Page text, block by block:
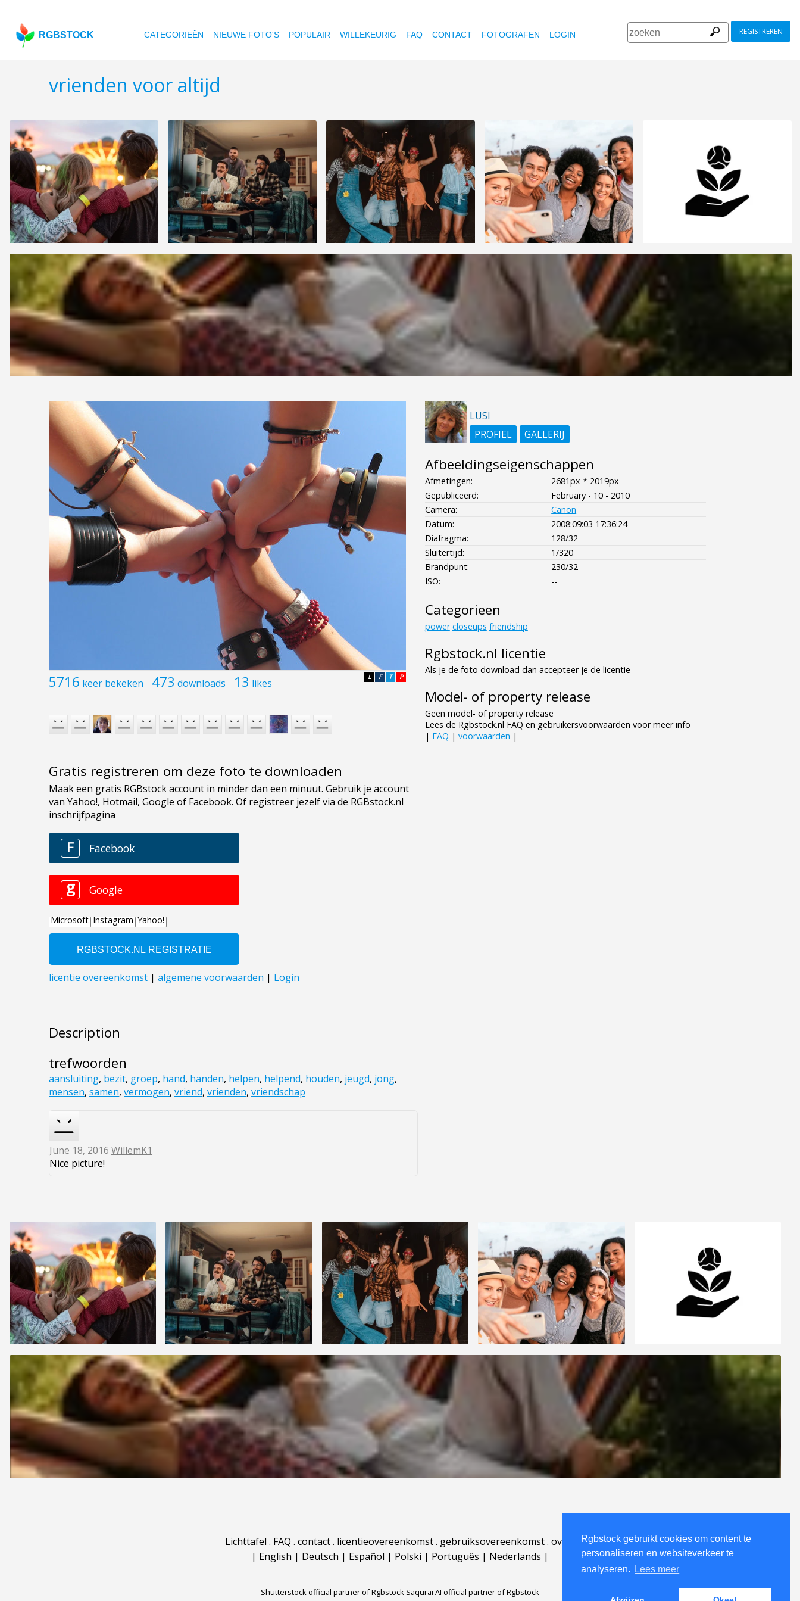
Rgbstock gebruikt cookies om content te
personaliseren en websiteverkeer te
analyseren.
Lees meer
RGBSTOCK CATEGORIEËN NIEUWE FOTO'S POPULAIR WILLEKEURIG FAQ CONTACT FOTOGRAFEN LOGIN REGISTREREN
vrienden voor altijd
5716 keer bekeken 473 downloads 13 likes P
T
F
L
Gratis registreren om deze foto te downloaden
Description
trefwoorden
aansluiting, bezit, groep, hand, handen, helpen, helpend, houden, jeugd, jong,
mensen, samen, vermogen, vriend, vrienden, vriendschap
June 18, 2016 WillemK1
Nice picture!
LUSI
PROFIEL
GALLERIJ
Afbeeldingseigenschappen
Afmetingen:
2681px * 2019px
Gepubliceerd:
February - 10 - 2010
Camera:
Canon
Datum:
2008:09:03 17:36:24
Diafragma:
128/32
Sluitertijd:
1/320
Brandpunt:
230/32
ISO:
--
Categorieen
power closeups friendship
Rgbstock.nl licentie
Als je de foto download dan accepteer je de licentie
Model- of property release
Geen model- of property release
Lees de Rgbstock.nl FAQ en gebruikersvoorwaarden voor meer info
| FAQ | voorwaarden |
Lichttafel . FAQ . contact. licentieovereenkomst. gebruiksovereenkomst. over
| English | Deutsch | Español | Polski | Português | Nederlands |
Shutterstock official partner of Rgbstock Saqurai AI official partner of Rgbstock